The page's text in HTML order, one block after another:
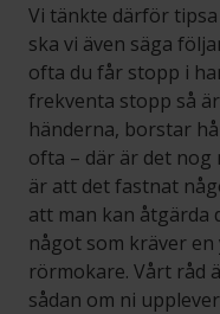
Vi tänkte därför tipsa
ska vi även säga
ofta du får stopp i
frekventa stopp så
händerna, borstar
ofta – där är det nog
är att det fastnat
att man kan åtgärda
något som kräver
rörmokare. Vårt råd
sådan om ni